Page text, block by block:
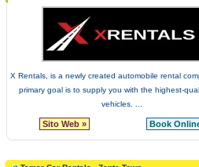
X Rentals, is a newly created automobile rental
primary goal is to supply you with the highest-
vehicles. ...
Sito Web » Book